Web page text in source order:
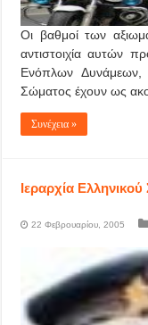
Οι βαθμοί των
αντιστοιχία αυτών
Ενόπλων Δυνάμεων,
Σώματος έχουν ως
Συνέχεια »
Ιεραρχία
22 Φεβρουαρίου, 2005